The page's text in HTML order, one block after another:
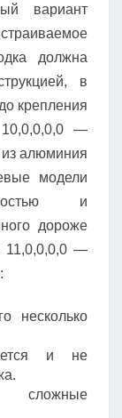
вариант
должна
в
крепления
10,0,0,0,0 —
из алюминия
модели
и
дороже
11,0,0,0,0 —
несколько
и не
сложные